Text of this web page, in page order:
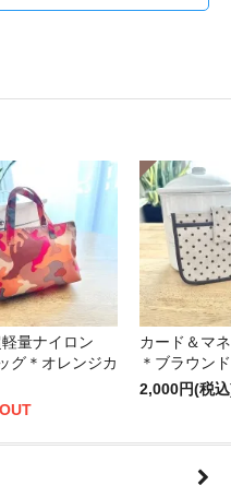
軽量ナイロン
グ＊オレンジカ
カード＆マ
＊ブラウン
2,000円(税